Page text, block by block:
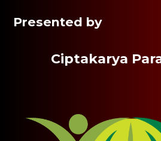
Presented by
Ciptakarya